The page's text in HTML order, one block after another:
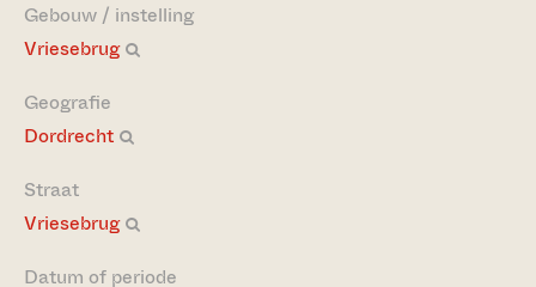
Gebouw / instelling
Vriesebrug
Geografie
Dordrecht
Straat
Vriesebrug
Datum of periode